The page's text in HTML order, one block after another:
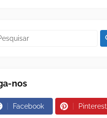
nos
Facebook Pinterest